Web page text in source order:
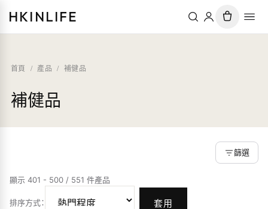
HKINLIFE
首頁 / 產品 / 補健品
補健品
篩選
顯示 401 - 500 / 551 件產品
排序方式： 套用